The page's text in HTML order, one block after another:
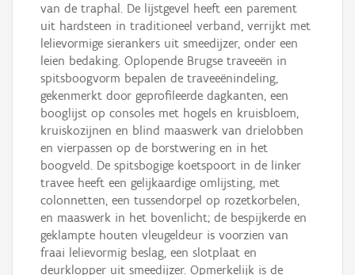
van de traphal. De lijstgevel heeft een parement
uit hardsteen in traditioneel verband, verrijkt met
lelievormige sierankers uit smeedijzer, onder een
leien bedaking. Oplopende Brugse traveeën in
spitsboogvorm bepalen de traveeënindeling,
gekenmerkt door geprofileerde dagkanten, een
booglijst op consoles met hogels en kruisbloem,
kruiskozijnen en blind maaswerk van drielobben
en vierpassen op de borstwering en in het
boogveld. De spitsbogige koetspoort in de linker
travee heeft een gelijkaardige omlijsting, met
colonnetten, een tussendorpel op rozetkorbelen,
en maaswerk in het bovenlicht; de bespijkerde en
geklampte houten vleugeldeur is voorzien van
fraai lelievormig beslag, een slotplaat en
deurklopper uit smeedijzer. Opmerkelijk is de